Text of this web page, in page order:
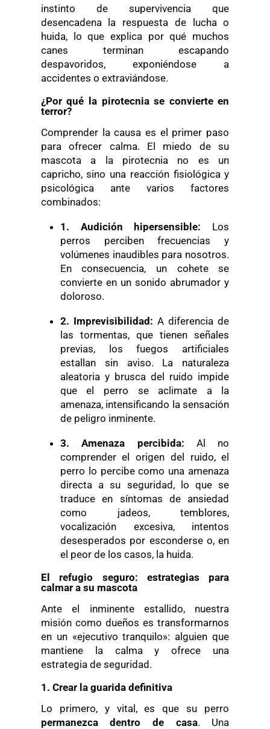
instinto de supervivencia que
desencadena la respuesta de
lucha o
huida, lo que explica por qué muchos
canes terminan escapando
despavoridos, exponiéndose a
accidentes o extraviándose.
¿Por qué la pirotecnia se convierte en
terror?
Comprender la causa es el primer paso
para ofrecer calma. El miedo de su
mascota a la pirotecnia no es un
capricho, sino una reacción fisiológica y
psicológica ante varios factores
combinados:
1. Audición hipersensible: Los
perros perciben frecuencias y
volúmenes inaudibles para nosotros.
En consecuencia, un cohete se
convierte en un sonido abrumador y
doloroso.
2. Imprevisibilidad: A diferencia de
las tormentas, que tienen señales
previas, los fuegos artificiales
estallan sin aviso. La naturaleza
aleatoria y brusca del ruido impide
que el perro se aclimate a la
amenaza, intensificando la sensación
de peligro inminente.
3. Amenaza percibida: Al no
comprender el origen del ruido, el
perro lo percibe como una amenaza
directa a su seguridad, lo que se
traduce en síntomas de ansiedad
como jadeos, temblores,
vocalización excesiva, intentos
desesperados por esconderse o, en
el peor de los casos, la huida.
El refugio seguro: estrategias para
calmar a su mascota
Ante el inminente estallido, nuestra
misión como dueños es transformarnos
en un «ejecutivo tranquilo»: alguien que
mantiene la calma y ofrece una
estrategia de seguridad.
1. Crear la guarida definitiva
Lo primero, y vital, es que su perro
permanezca dentro de casa. Una